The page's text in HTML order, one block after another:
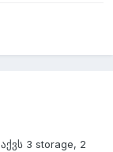
3 storage, 2